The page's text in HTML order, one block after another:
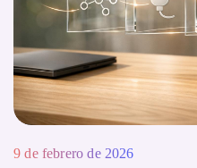
9 de febrero de 2026